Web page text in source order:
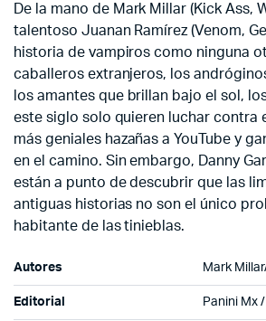
De la mano de Mark Millar (Kick Ass,
talentoso Juanan Ramírez (Venom,
historia de vampiros como ninguna
caballeros extranjeros, los
los amantes que brillan bajo el sol,
este siglo solo quieren luchar contra
más geniales hazañas a YouTube y
en el camino. Sin embargo, Danny
están a punto de descubrir que las
antiguas historias no son el único
habitante de las tinieblas.
Autores Mark
Editorial Panini Mx